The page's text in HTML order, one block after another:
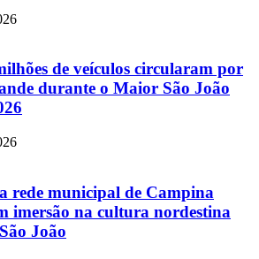
de veículos circularam por
durante o Maior São João
rede municipal de Campina
imersão na cultura nordestina
João